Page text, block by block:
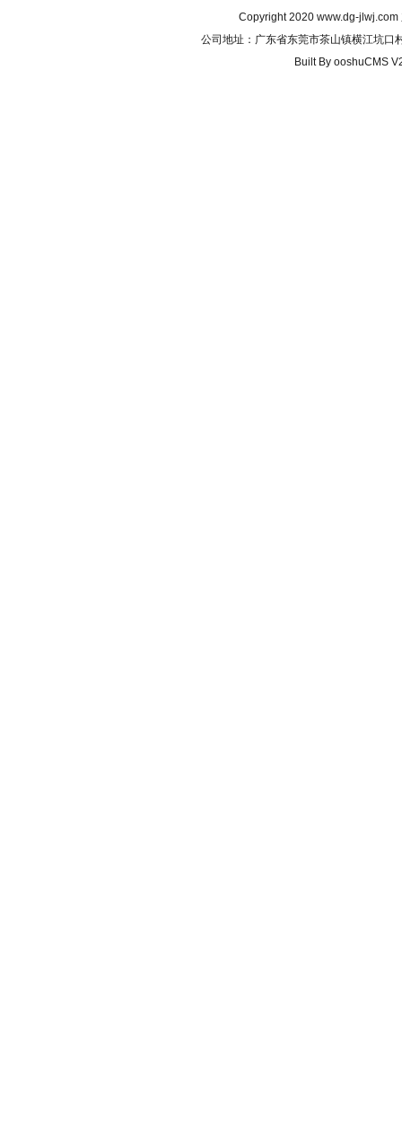
Copyright 2020 www.dg-jlwj.com
公司地址：广东省东莞市茶山镇横江坑
Built By ooshuCMS